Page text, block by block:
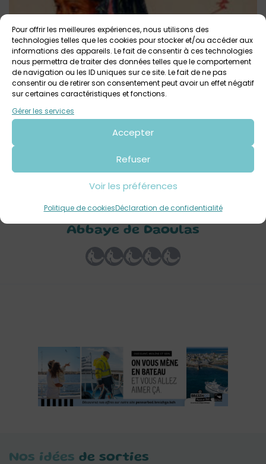
Pour offrir les meilleures expériences, nous utilisons des
technologies telles que les cookies pour stocker et/ou accéder aux
informations des appareils. Le fait de consentir à ces technologies
nous permettra de traiter des données telles que le comportement
de navigation ou les ID uniques sur ce site. Le fait de ne pas
consentir ou de retirer son consentement peut avoir un effet négatif
sur certaines caractéristiques et fonctions.
Gérer les services
Accepter
Refuser
Voir les préférences
Politique de cookiesDéclaration de confidentialité
7 août 2026 > 13 août 2026
Visite accompagnée Ma sorcière n’est jamais
loin / Abbaye de Daoulas
Visite-atelier Mon familier /
Abbaye de Daoulas
Nos idées de sorties